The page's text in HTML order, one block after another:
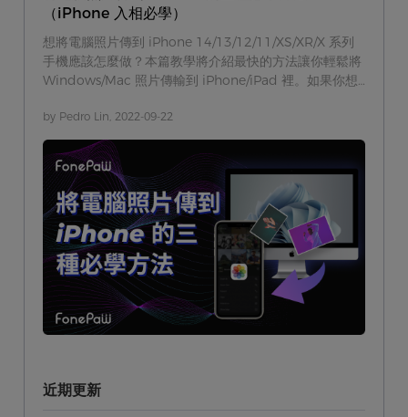
（iPhone 入相必學）
想將電腦照片傳到 iPhone 14/13/12/11/XS/XR/X 系列
手機應該怎麼做？本篇教學將介紹最快的方法讓你輕鬆將
Windows/Mac 照片傳輸到 iPhone/iPad 裡。如果你想
by Pedro Lin, 2022-09-22
近期更新